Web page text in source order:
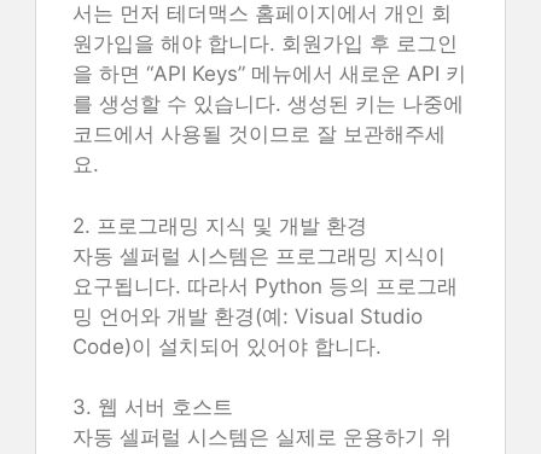
서는 먼저 테더맥스 홈페이지에서 개인 회
원가입을 해야 합니다. 회원가입 후 로그인
을 하면 “API Keys” 메뉴에서 새로운 API 키
를 생성할 수 있습니다. 생성된 키는 나중에
코드에서 사용될 것이므로 잘 보관해주세
요.
2. 프로그래밍 지식 및 개발 환경
자동 셀퍼럴 시스템은 프로그래밍 지식이
요구됩니다. 따라서 Python 등의 프로그래
밍 언어와 개발 환경(예: Visual Studio
Code)이 설치되어 있어야 합니다.
3. 웹 서버 호스트
자동 셀퍼럴 시스템은 실제로 운용하기 위